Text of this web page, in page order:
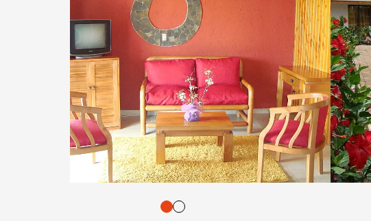
Bestätigung und Vorlesen der Inhalte mit Leertaste oder Tabulator-Taste.